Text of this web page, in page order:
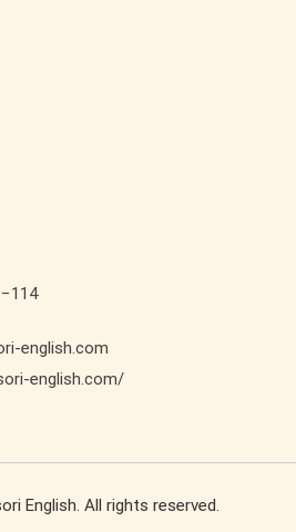
english.com
english.com/
English. All rights reserved.